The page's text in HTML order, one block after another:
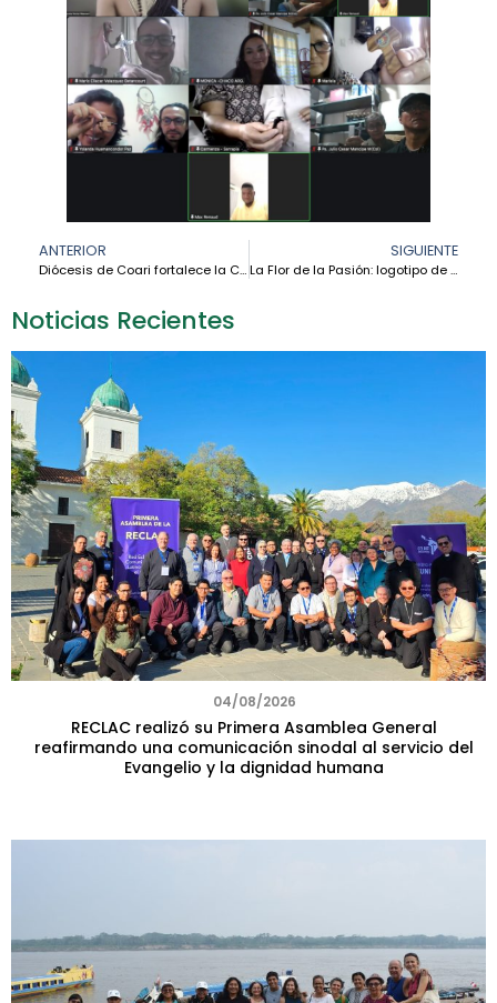
Noticias Recientes
04/08/2026
RECLAC realizó su Primera Asamblea General
reafirmando una comunicación sinodal al servicio del
Evangelio y la dignidad humana
ANTERIOR
Diócesis de Coari fortalece la Campaña de Fraternidad 2026 con capacitación por zonas pastorales
SIGUIENTE
La Flor de la Pasión: logotipo de la VI Asamblea General de la CEAMA